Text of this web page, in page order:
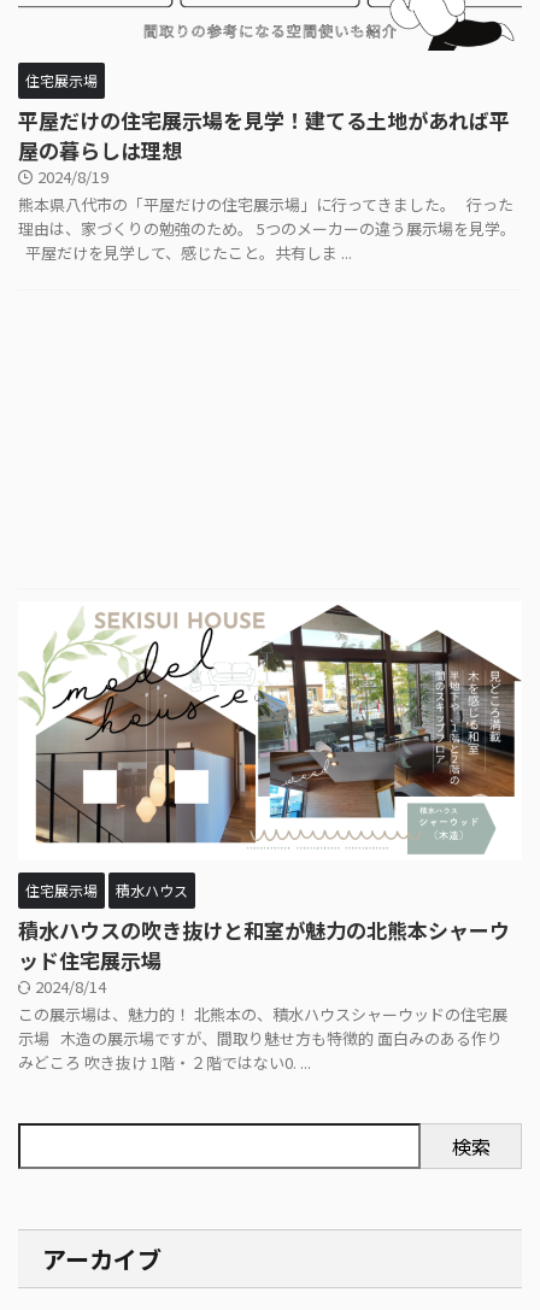
住宅展示場
平屋だけの住宅展示場を見学！建てる土地があれば平
屋の暮らしは理想
2024/8/19
熊本県八代市の「平屋だけの住宅展示場」に行ってきました。 行った
理由は、家づくりの勉強のため。 5つのメーカーの違う展示場を見学。
平屋だけを見学して、感じたこと。共有しま ...
住宅展示場 積水ハウス
積水ハウスの吹き抜けと和室が魅力の北熊本シャーウ
ッド住宅展示場
2024/8/14
この展示場は、魅力的！ 北熊本の、積水ハウスシャーウッドの住宅展
示場 木造の展示場ですが、間取り魅せ方も特徴的 面白みのある作り
みどころ 吹き抜け 1階・２階ではない0. ...
検索
アーカイブ